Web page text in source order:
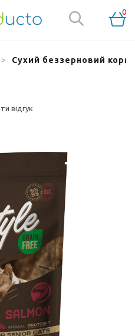
0
Сухий беззерновий корм
відгук